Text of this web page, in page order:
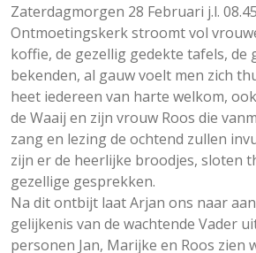
Zaterdagmorgen 28 Februari j.l.
Ontmoetingskerk stroomt vol
koffie, de gezellig gedekte tafels, de
bekenden, al gauw voelt men zich
heet iedereen van harte welkom,
de Waaij en zijn vrouw Roos die
zang en lezing de ochtend zullen
zijn er de heerlijke broodjes, sloten
gezellige gesprekken.
Na dit ontbijt laat Arjan ons naar
gelijkenis van de wachtende Vader
personen Jan, Marijke en Roos zien